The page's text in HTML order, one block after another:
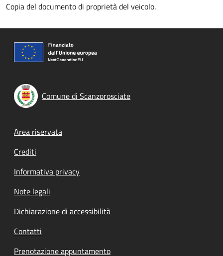
Copia del documento di proprietà del veicolo.
Comune di Scanzorosciate
Footer menu
Area riservata
Crediti
Informativa privacy
Note legali
Dichiarazione di accessibilità
Contatti
Prenotazione appuntamento